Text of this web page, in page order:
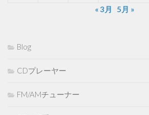
« 3月
5月 »
Blog
CDプレーヤー
FM/AMチューナー